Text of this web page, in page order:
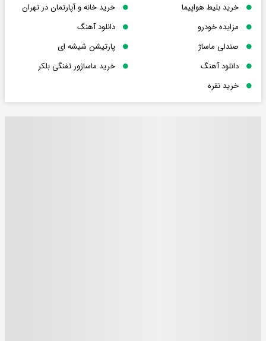
خرید بلیط هواپیما
خرید خانه و آپارتمان در تهران
مزایده خودرو
دانلود آهنگ
صندلی ماساژ
پارتیشن شیشه ای
دانلود آهنگ
خرید ماساژور تفنگی بلکر
خرید نقره